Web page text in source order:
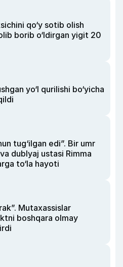
qo‘y sotib olish
borib o‘ldirgan yigit 20
yo‘l qurilishi bo‘yicha
tug‘ilgan edi”. Bir umr
dublyaj ustasi Rimma
to‘la hayoti
Mutaxassislar
boshqara olmay